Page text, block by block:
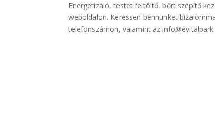
Energetizáló, testet feltöltő, bőrt szépítő
weboldalon. Keressen bennünket
telefonszámon, valamint az